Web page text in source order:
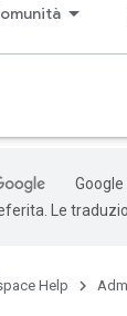
Le
Help